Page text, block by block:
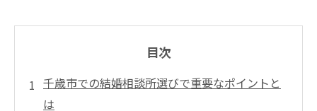
目次
千歳市での結婚相談所選びで重要なポイントと
は